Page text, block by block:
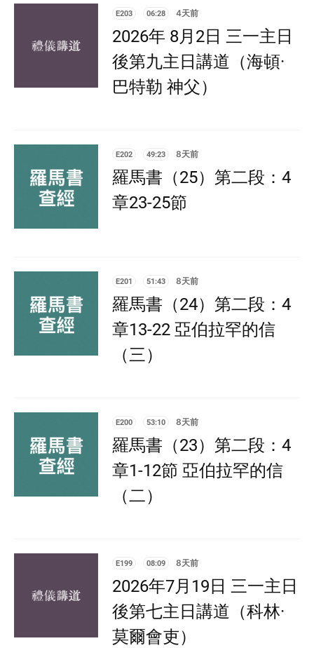
E203 06:28 4天前
2026年 8月2日 三一主日
後第九主日講道（海頓·
巴特勒 神父）
E202 49:23 8天前
羅馬書（25）第二段：4
章23-25節
E201 51:43 8天前
羅馬書（24）第二段：4
章13-22 亞伯拉罕的信
（三）
E200 53:10 8天前
羅馬書（23）第二段：4
章1-12節 亞伯拉罕的信
（二）
E199 08:09 8天前
2026年7月19日 三一主日
後第七主日講道（科林·
莫爾會吏）